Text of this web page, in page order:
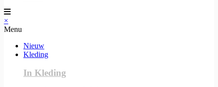
×
Menu
Nieuw
Kleding
In Kleding